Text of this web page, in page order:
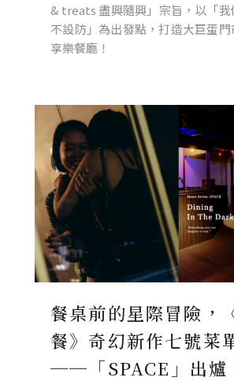
& treats 盡興隨興」宗旨，以「我
不設防」為出發點，打造大巨蛋門
享樂餐廳！
餐桌前的星際冒險，
餐》奇幻新作七號菜
──「SPACE」出爐